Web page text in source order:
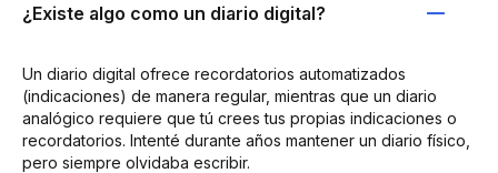
¿Existe algo como un diario digital?
Un diario digital ofrece recordatorios automatizados
(indicaciones) de manera regular, mientras que un diario
analógico requiere que tú crees tus propias indicaciones o
recordatorios. Intenté durante años mantener un diario físico,
pero siempre olvidaba escribir.